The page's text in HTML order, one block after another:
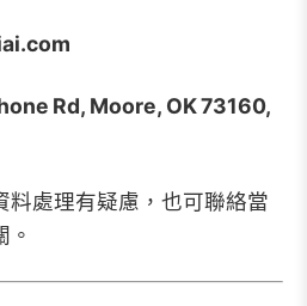
Rd, Moore, OK 73160,
料處理有疑慮，也可聯絡當